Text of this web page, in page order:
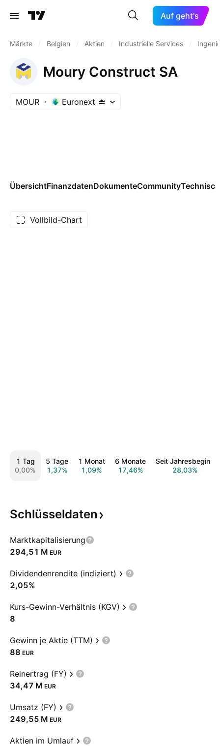
Auf geht's
Märkte Belgien Aktien Industrielle Services
Moury Construct SA
MOUR Euronext
ÜbersichtFinanzdatenDokumenteCommunity
Vollbild-Chart
1 Tag
0,00%
5 Tage
1,37%
1 Monat
1,09%
6 Monate
17,46%
Seit Jahresbeginn
28,03%
Schlüsseldaten
Marktkapitalisierung
‪294,51 M‬ EUR
Dividendenrendite (indiziert)
2,05%
Kurs-Gewinn-Verhältnis (KGV)
8
Gewinn je Aktie (TTM)
88 EUR
Reinertrag (FY)
‪34,47 M‬ EUR
Umsatz (FY)
‪249,55 M‬ EUR
Aktien im Umlauf